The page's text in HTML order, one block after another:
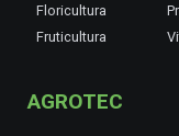
Floricultura
Fruticultura
AGROTEC